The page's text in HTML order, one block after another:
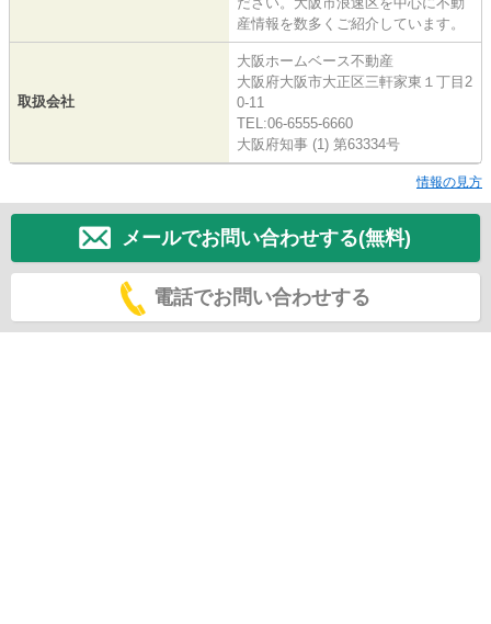
産情報を数多くご紹介しています。
取扱会社
大阪ホームベース不動産
大阪府大阪市大正区三軒家東１丁目2
0-11
TEL:06-6555-6660
大阪府知事 (1) 第63334号
情報の見方
メールでお問い合わせする(無料)
電話でお問い合わせする